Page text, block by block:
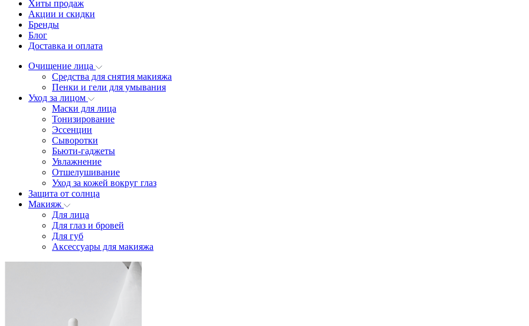
Хиты продаж
Акции и скидки
Бренды
Блог
Доставка и оплата
Очищение лица
Средства для снятия макияжа
Пенки и гели для умывания
Уход за лицом
Маски для лица
Тонизирование
Эссенции
Сыворотки
Бьюти-гаджеты
Увлажнение
Отшелушивание
Уход за кожей вокруг глаз
Защита от солнца
Макияж
Для лица
Для глаз и бровей
Для губ
Аксессуары для макияжа